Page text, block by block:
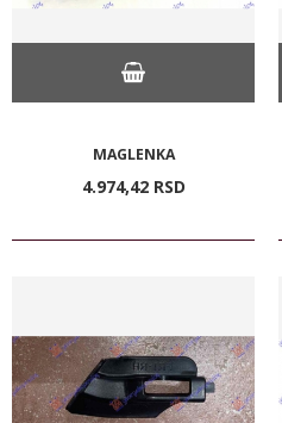
MAGLENKA
4.974,42 RSD